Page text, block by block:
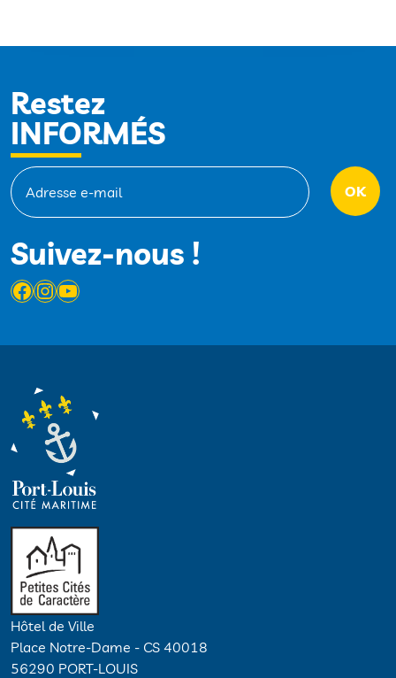
Restez
INFORMÉS
Suivez-nous !
Facebook
Instagram
YouTube
Hôtel de Ville
Place Notre-Dame - CS 40018
56290 PORT-LOUIS